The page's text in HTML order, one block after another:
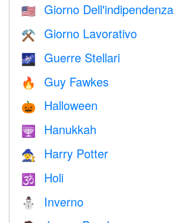
🇺🇸 Giorno Dell'indipendenza
⚒️ Giorno Lavorativo
🌌 Guerre Stellari
🔥 Guy Fawkes
🎃 Halloween
🕎 Hanukkah
🧙 Harry Potter
🕉 Holi
⛄ Inverno